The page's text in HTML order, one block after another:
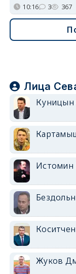
10:16 3 367
Лица
Куницын
Истомин
Жуков